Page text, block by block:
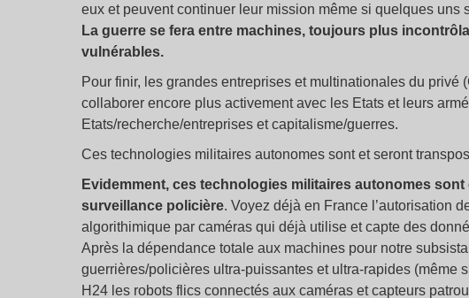
eux et peuvent continuer leur mission même si quelques uns
La guerre se fera entre machines, toujours plus
vulnérables.
Pour finir, les grandes entreprises et multinationales du privé
collaborer encore plus activement avec les Etats et leurs
Etats/recherche/entreprises et capitalisme/guerres.
Ces technologies militaires autonomes sont et seront
Evidemment, ces technologies militaires autonomes
surveillance policière. Voyez déjà en France l’autorisation
algorithimique par caméras qui déjà utilise et capte des
Après la dépendance totale aux machines pour notre
guerrières/policières ultra-puissantes et ultra-rapides (même
H24 les robots flics connectés aux caméras et capteurs